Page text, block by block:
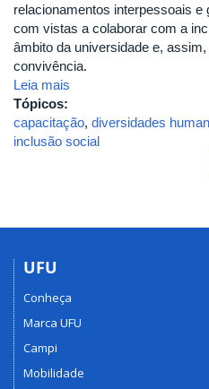
relacionamentos interpessoais
com vistas a colaborar com a
âmbito da universidade e,
convivência.
Leia mais
Tópicos:
capacitação, diversidades
inclusão social
UFU
Conheça
Marca UFU
Campi
Mobilidade